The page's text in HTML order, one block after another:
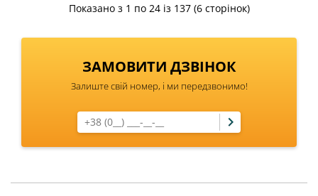
Показано з 1 по 24 із 137 (6 сторінок)
ЗАМОВИТИ ДЗВІНОК
Залиште свій номер, і ми передзвонимо!